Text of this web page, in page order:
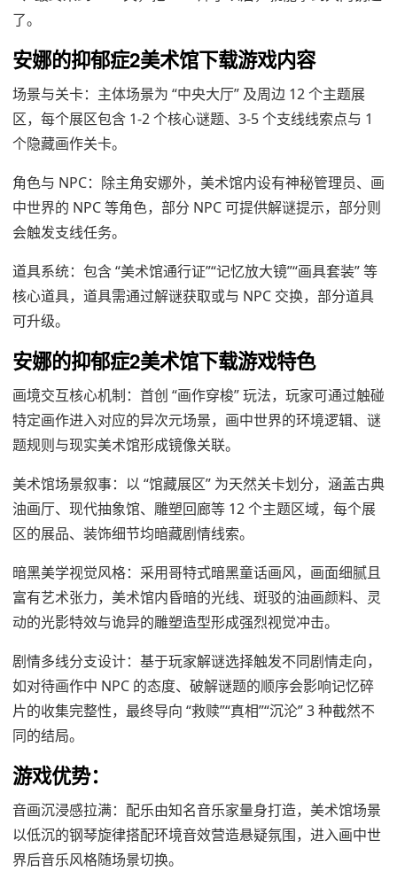
了。
安娜的抑郁症2美术馆下载游戏内容
场景与关卡：主体场景为 “中央大厅” 及周边 12 个主题展
区，每个展区包含 1-2 个核心谜题、3-5 个支线线索点与 1
个隐藏画作关卡。
角色与 NPC：除主角安娜外，美术馆内设有神秘管理员、画
中世界的 NPC 等角色，部分 NPC 可提供解谜提示，部分则
会触发支线任务。
道具系统：包含 “美术馆通行证”“记忆放大镜”“画具套装” 等
核心道具，道具需通过解谜获取或与 NPC 交换，部分道具
可升级。
安娜的抑郁症2美术馆下载游戏特色
画境交互核心机制：首创 “画作穿梭” 玩法，玩家可通过触碰
特定画作进入对应的异次元场景，画中世界的环境逻辑、谜
题规则与现实美术馆形成镜像关联。
美术馆场景叙事：以 “馆藏展区” 为天然关卡划分，涵盖古典
油画厅、现代抽象馆、雕塑回廊等 12 个主题区域，每个展
区的展品、装饰细节均暗藏剧情线索。
暗黑美学视觉风格：采用哥特式暗黑童话画风，画面细腻且
富有艺术张力，美术馆内昏暗的光线、斑驳的油画颜料、灵
动的光影特效与诡异的雕塑造型形成强烈视觉冲击。
剧情多线分支设计：基于玩家解谜选择触发不同剧情走向，
如对待画作中 NPC 的态度、破解谜题的顺序会影响记忆碎
片的收集完整性，最终导向 “救赎”“真相”“沉沦” 3 种截然不
同的结局。
游戏优势：
音画沉浸感拉满：配乐由知名音乐家量身打造，美术馆场景
以低沉的钢琴旋律搭配环境音效营造悬疑氛围，进入画中世
界后音乐风格随场景切换。